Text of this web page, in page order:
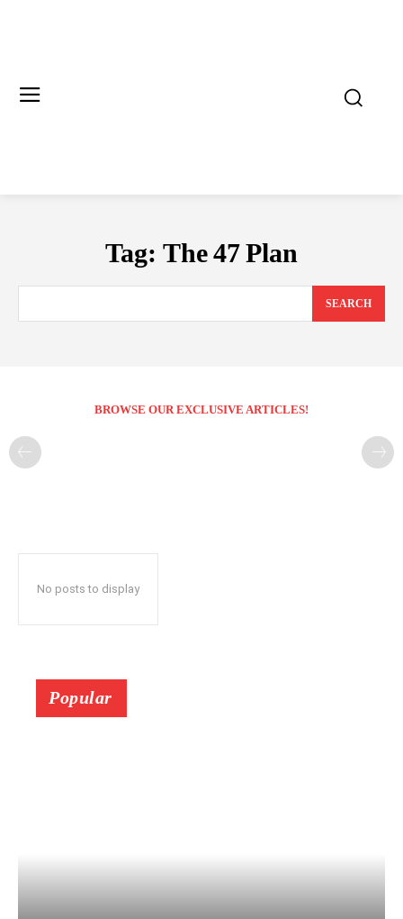
Tag: The 47 Plan
SEARCH
BROWSE OUR EXCLUSIVE ARTICLES!
No posts to display
Popular